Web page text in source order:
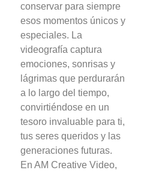
conservar para siempre
esos momentos únicos y
especiales. La
videografía captura
emociones, sonrisas y
lágrimas que perdurarán
a lo largo del tiempo,
convirtiéndose en un
tesoro invaluable para ti,
tus seres queridos y las
generaciones futuras.
En AM Creative Video,